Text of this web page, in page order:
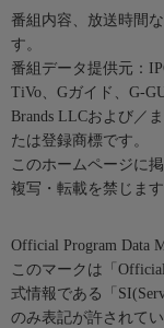
番組内容、放送時間
す。
番組データ提供元：
TiVo、Gガイド、G-
Brands LLCおよび／
たは登録商標です。
このホームページに
複写・転載を禁じます
Official Program Data
このマークは「
式情報である「
のみ表記が許されてい